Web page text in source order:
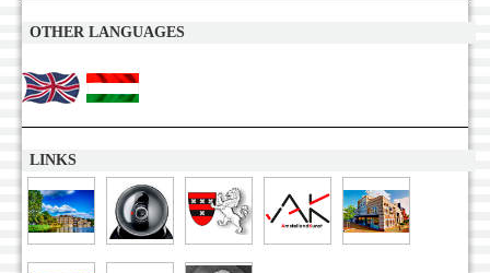
OTHER LANGUAGES
LINKS